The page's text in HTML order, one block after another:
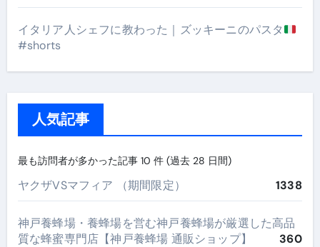
イタリア人シェフに教わった｜ズッキーニのパスタ
#shorts
人気記事
最も訪問者が多かった記事 10 件 (過去 28 日間)
ヤクザVSマフィア （期間限定） 1338
神戸養蜂場・養蜂場を営む神戸養蜂場が厳選した高品
質な蜂蜜専門店【神戸養蜂場 通販ショップ】
360